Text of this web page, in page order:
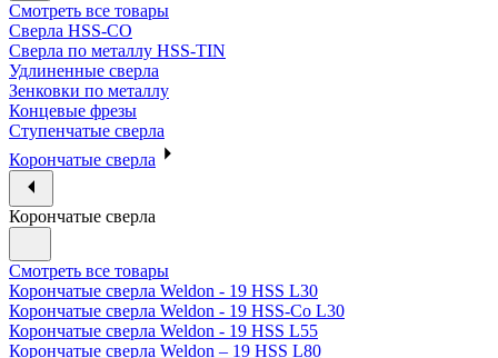
Смотреть все товары
Сверла HSS-CO
Сверла по металлу HSS-TIN
Удлиненные сверла
Зенковки по металлу
Концевые фрезы
Ступенчатые сверла
Корончатые сверла
Корончатые сверла
Смотреть все товары
Корончатые сверла Weldon - 19 HSS L30
Корончатые сверла Weldon - 19 HSS-Co L30
Корончатые сверла Weldon - 19 HSS L55
Корончатые сверла Weldon – 19 HSS L80